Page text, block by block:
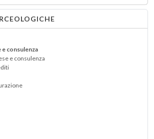
e consulenza
e consulenza